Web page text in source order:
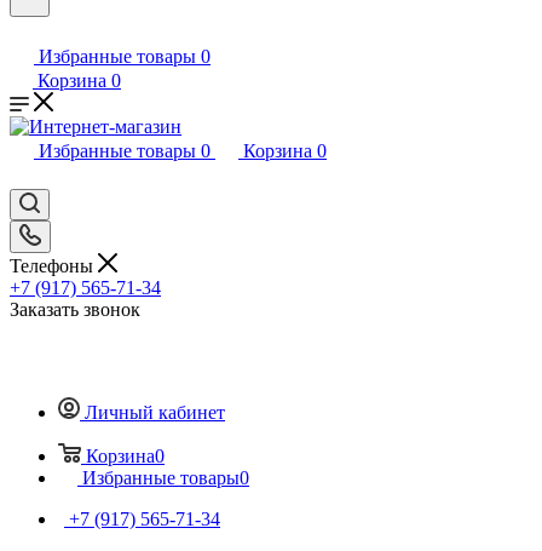
Избранные товары 0
Корзина 0
Избранные товары 0 Корзина 0
Телефоны
+7 (917) 565-71-34
Заказать звонок
Личный кабинет
Корзина0
Избранные товары0
+7 (917) 565-71-34